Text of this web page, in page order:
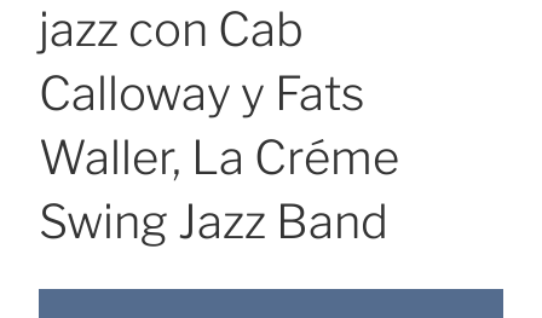
jazz con Cab
Calloway y Fats
Waller, La Créme
Swing Jazz Band